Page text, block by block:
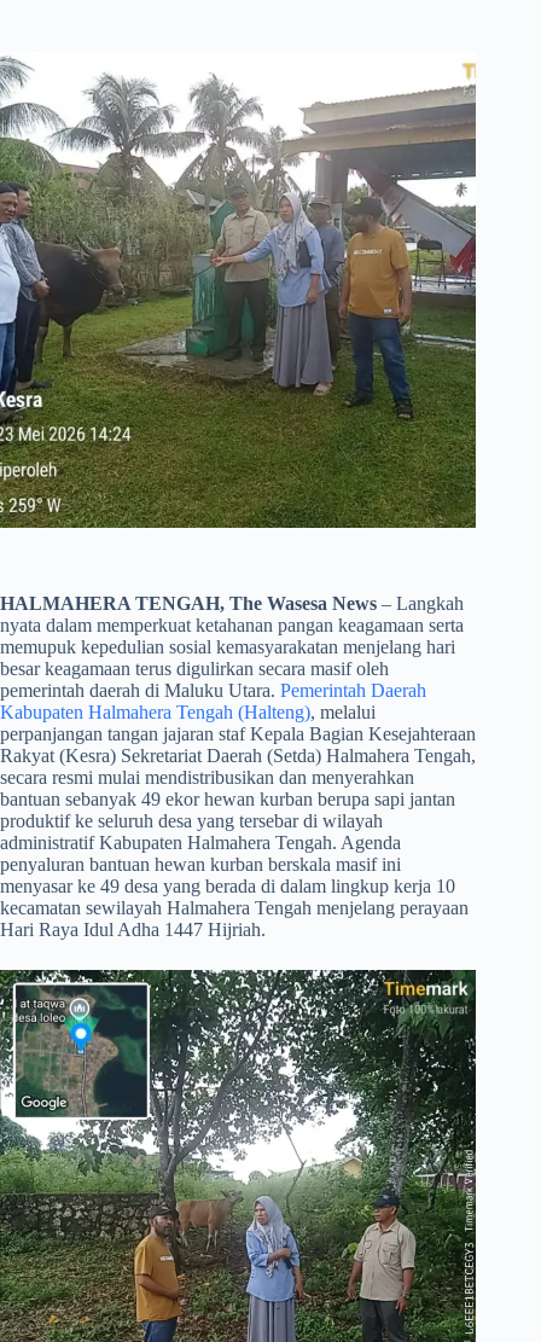
HALMAHERA TENGAH, The Wasesa News – Langkah
nyata dalam memperkuat ketahanan pangan keagamaan serta
memupuk kepedulian sosial kemasyarakatan menjelang hari
besar keagamaan terus digulirkan secara masif oleh
pemerintah daerah di Maluku Utara. Pemerintah Daerah
Kabupaten Halmahera Tengah (Halteng), melalui
perpanjangan tangan jajaran staf Kepala Bagian Kesejahteraan
Rakyat (Kesra) Sekretariat Daerah (Setda) Halmahera Tengah,
secara resmi mulai mendistribusikan dan menyerahkan
bantuan sebanyak 49 ekor hewan kurban berupa sapi jantan
produktif ke seluruh desa yang tersebar di wilayah
administratif Kabupaten Halmahera Tengah. Agenda
penyaluran bantuan hewan kurban berskala masif ini
menyasar ke 49 desa yang berada di dalam lingkup kerja 10
kecamatan sewilayah Halmahera Tengah menjelang perayaan
Hari Raya Idul Adha 1447 Hijriah.